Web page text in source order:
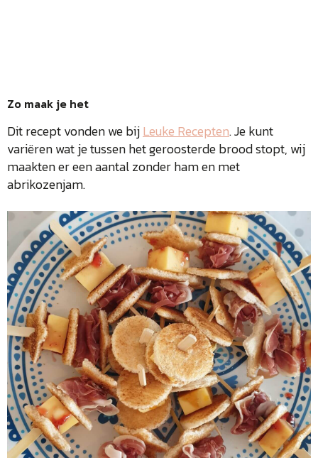
Zo maak je het
Dit recept vonden we bijLeuke Recepten. Je kunt
variëren wat je tussen het geroosterde brood stopt, wij
maakten er een aantal zonder ham en met
abrikozenjam.